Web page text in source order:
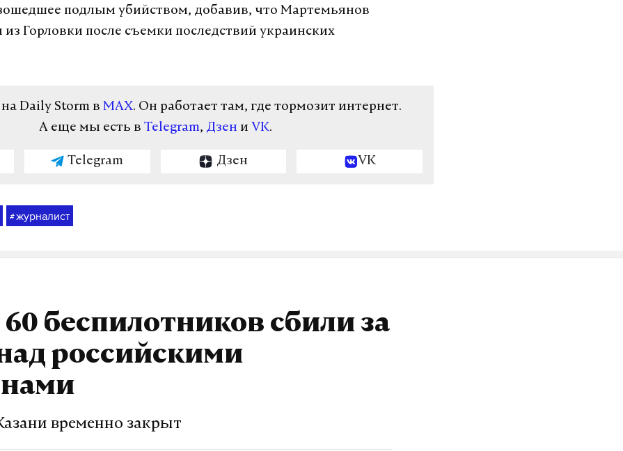
подлым убийством, добавив, что Мартемьянов
из Горловки после съемки последствий украинских
Daily Storm в MAX. Он работает там, где тормозит интернет.
А еще мы есть в Telegram, Дзен и VK.
Telegram Дзен VK
#журналист
60 беспилотников сбили за
российскими
временно закрыт